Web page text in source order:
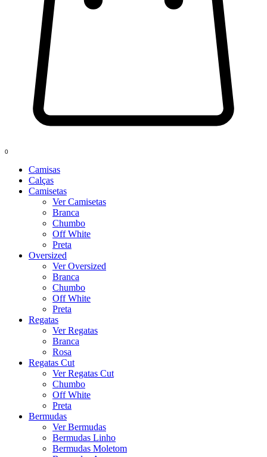
0
Camisas
Calças
Camisetas
Ver Camisetas
Branca
Chumbo
Off White
Preta
Oversized
Ver Oversized
Branca
Chumbo
Off White
Preta
Regatas
Ver Regatas
Branca
Rosa
Regatas Cut
Ver Regatas Cut
Chumbo
Off White
Preta
Bermudas
Ver Bermudas
Bermudas Linho
Bermudas Moletom